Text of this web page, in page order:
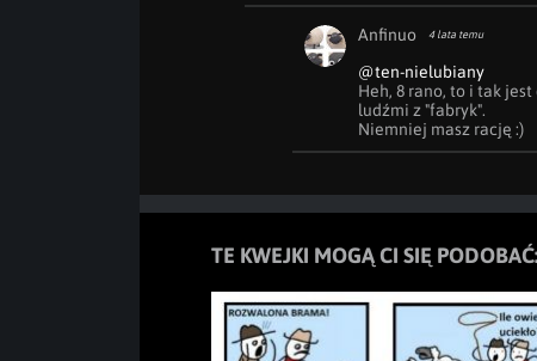
Anfinuo 4 lata temu
@ten-nielubiany
Heh, 8 rano, to i tak
ludźmi z "fabryk".
Niemniej masz rację :)
TE KWEJKI MOGĄ CI SIĘ PODOBAĆ: